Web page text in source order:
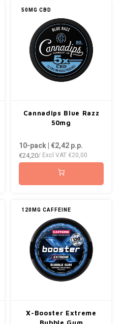
50MG CBD
Cannadips Blue Razz
50mg
10-pack | €2,42p.p.
€24,20/ Excl VAT €20,00
120MG CAFFEINE
X-Booster Extreme
Bubble Gum